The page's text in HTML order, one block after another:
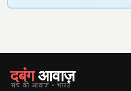
दबंगआवाज़
सच की आवाज़ • भारत